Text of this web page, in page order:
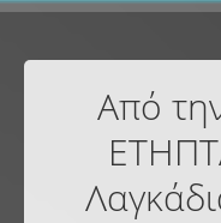
Από